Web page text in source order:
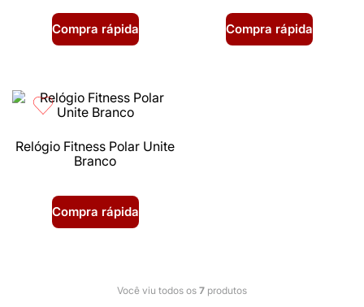
Compra rápida Compra rápida
Relógio Fitness Polar Unite
Branco
Compra rápida
Você viu todos os 7 produtos